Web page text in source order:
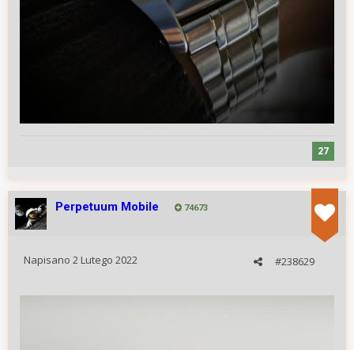
27
Perpetuum Mobile 74673
#238629
Napisano 2 Lutego 2022